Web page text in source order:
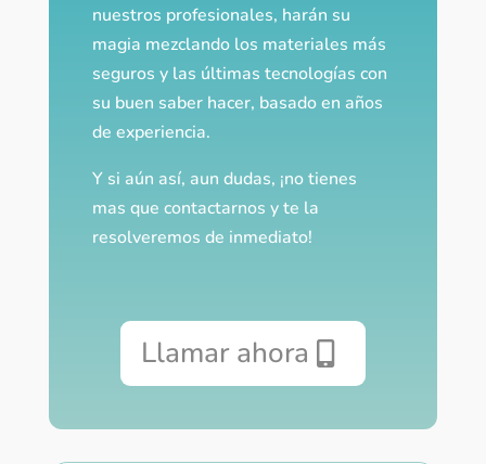
nuestros profesionales, harán su
magia mezclando los materiales más
seguros y las últimas tecnologías con
su buen saber hacer, basado en años
de experiencia.
Y si aún así, aun dudas, ¡no tienes
mas que contactarnos y te la
resolveremos de inmediato!
Llamar ahora